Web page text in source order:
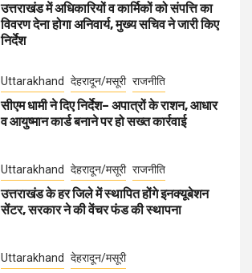
उत्तराखंड में अधिकारियों व कार्मिकों को संपत्ति का
विवरण देना होगा अनिवार्य, मुख्य सचिव ने जारी किए
निर्देश
Uttarakhand देहरादून/मसूरी राजनीति
सीएम धामी ने दिए निर्देश– अपात्रों के राशन, आधार
व आयुष्मान कार्ड बनाने पर हो सख्त कार्रवाई
Uttarakhand देहरादून/मसूरी राजनीति
उत्तराखंड के हर जिले में स्थापित होंगे इनक्यूबेशन
सेंटर, सरकार ने की वेंचर फंड की स्थापना
Uttarakhand देहरादून/मसूरी